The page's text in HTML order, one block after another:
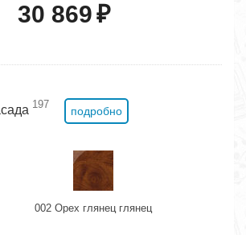
30 869₽
197
подробно
002 Орех глянец глянец